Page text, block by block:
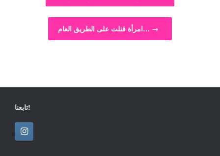
امرأة قتلت على الطريق العام… →
تابعنا!